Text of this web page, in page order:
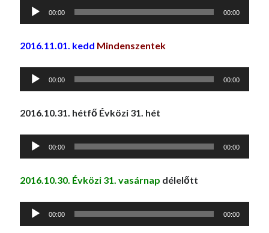
Audió
00:00 00:00
2016.11.01. kedd Mindenszentek
Audió
00:00 00:00
2016.10.31. hétfő Évközi 31. hét
Audió
00:00 00:00
2016.10.30. Évközi 31. vasárnap délelőtt
Audió
00:00 00:00